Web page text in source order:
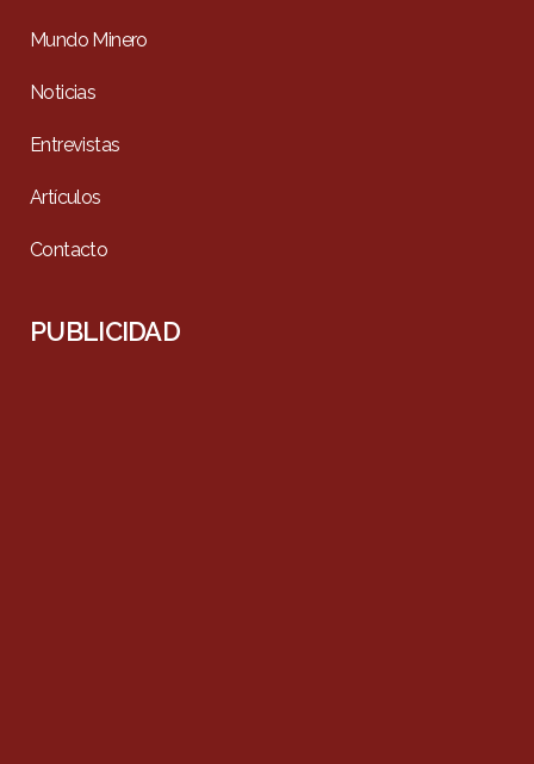
Mundo Minero
Noticias
Entrevistas
Artículos
Contacto
PUBLICIDAD